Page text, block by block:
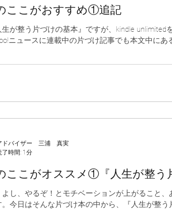
ここがおすすめ①追記
が整う片づけの基本』ですが、kindle
ニュースに連載中の片づけ記事でも本文中に
ドバイザー 三浦 真実
了時間: 1分
ここがオススメ①『人生が整う
し、やるぞ！とモチベーションが上がること
今日はそんな片づけ本の中から、『人生が整